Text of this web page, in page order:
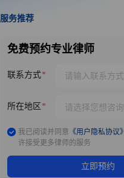
服务推荐
免费预约专业律师
联系方式
所在地区
我已阅读并同意 《用户隐私协议》
许接受更多律师的服务
立即预约